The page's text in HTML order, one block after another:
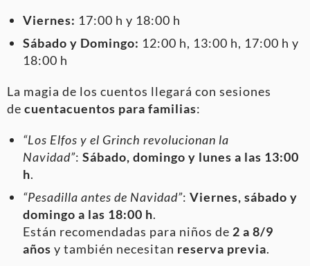
Viernes: 17:00 h y 18:00 h
Sábado y Domingo: 12:00 h, 13:00 h, 17:00 h y
18:00 h
La magia de los cuentos llegará con sesiones
de cuentacuentos para familias:
“Los Elfos y el Grinch revolucionan la
Navidad”: Sábado, domingo y lunes a las 13:00
h.
“Pesadilla antes de Navidad”: Viernes, sábado y
domingo a las 18:00 h.
Están recomendadas para niños de 2 a 8/9
años y también necesitan reserva previa.